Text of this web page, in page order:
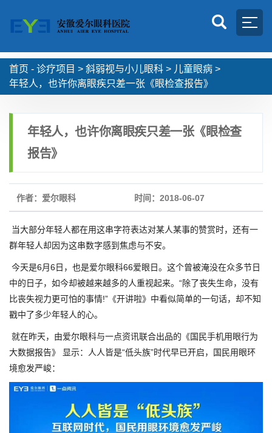
首页 - 诊疗项目 > 斜弱视与小儿眼科 > 儿童眼病 >
年轻人，也许你离眼疾只差一张《眼检查报告》
年轻人，也许你离眼疾只差一张《眼检查
报告》
作者：爱尔眼科 时间：2018-06-07
当大部分年轻人都在用这串字符表达对某人某事的赞赏时，还有一
群年轻人却因为这串数字感到焦虑与不安。
今天是6月6日，也是爱尔眼科66爱眼日。这个曾被淹没在众多节日
中的日子，如今却被越来越多的人重视起来。“除了丧失生命，没有
比丧失视力更可怕的事情!”《开讲啦》中看似简单的一句话，却不知
戳中了多少年轻人的心。
就在昨天，由爱尔眼科与一点资讯联合出品的《国民手机用眼行为
大数据报告》 显示：人人皆是“低头族”时代早已开启，国民用眼环
境愈发严峻：